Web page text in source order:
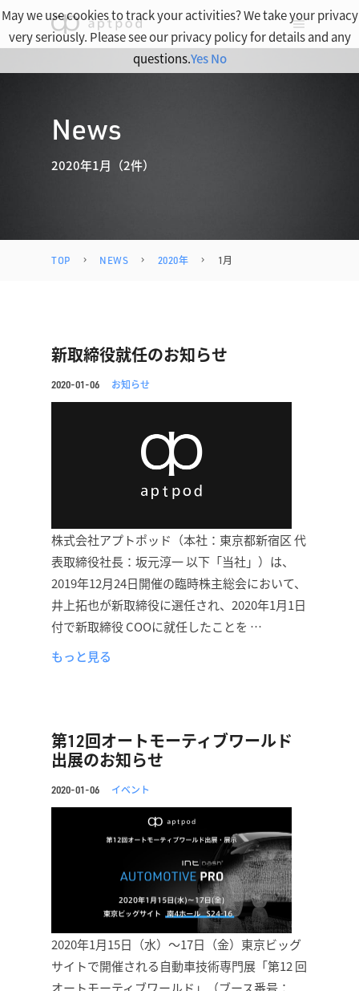
News
2020年1月（2件）
TOP NEWS 2020年 1月
新取締役就任のお知らせ
2020-01-06 お知らせ
株式会社アプトポッド（本社：東京都新宿区 代
表取締役社長：坂元淳一 以下「当社」）は、
2019年12月24日開催の臨時株主総会において、
井上拓也が新取締役に選任され、2020年1月1日
付で新取締役 COOに就任したことを …
もっと見る
第12回オートモーティブワールド
出展のお知らせ
2020-01-06 イベント
2020年1月15日（水）〜17日（金）東京ビッグ
サイトで開催される自動車技術専門展「第12 回
オートモーティブワールド」（ブース番号：
May we use cookies to track your activities? We take your privacy
very seriously. Please see our privacy policy for details and any
questions.Yes No